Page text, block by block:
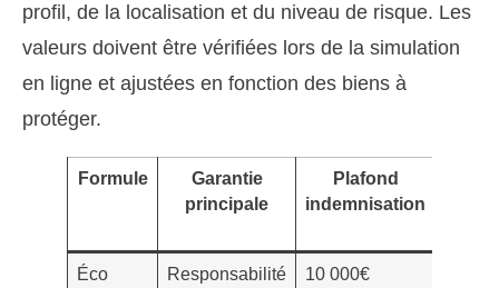
profil, de la localisation et du niveau de risque. Les
valeurs doivent être vérifiées lors de la simulation
en ligne et ajustées en fonction des biens à
protéger.
Formule
Garantie
principale
Plafond
indemnisation
Éco
Responsabilité
10 000€